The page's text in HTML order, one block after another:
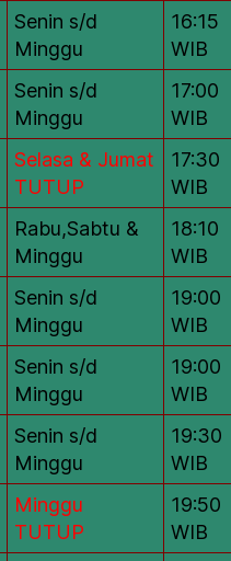
Senin s/d
Minggu
16:15
WIB
Senin s/d
Minggu
17:00
WIB
Selasa & Jumat
TUTUP
17:30
WIB
Rabu,Sabtu &
Minggu
18:10
WIB
Senin s/d
Minggu
19:00
WIB
Senin s/d
Minggu
19:00
WIB
Senin s/d
Minggu
19:30
WIB
Minggu
TUTUP
19:50
WIB